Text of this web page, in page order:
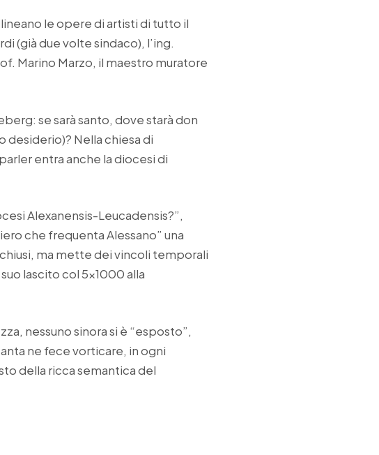
le opere di artisti di tutto il
(già due volte sindaco), l’ing.
Marino Marzo, il maestro muratore
se sarà santo, dove starà don
desiderio)? Nella chiesa di
entra anche la diocesi di
Alexanensis-Leucadensis?”,
che frequenta Alessano” una
ma mette dei vincoli temporali
lascito col 5×1000 alla
nessuno sinora si è “esposto”,
ne fece vorticare, in ogni
della ricca semantica del